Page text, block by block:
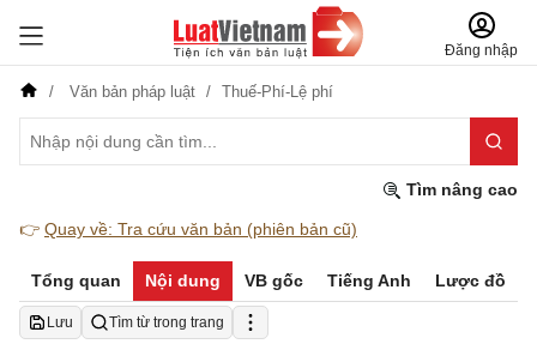
Đăng nhập
Văn bản pháp luật Thuế-Phí-Lệ phí
Tìm nâng cao
👉 Quay về: Tra cứu văn bản (phiên bản cũ)
Tổng quan Nội dung VB gốc Tiếng Anh Lược đồ
Lưu Tìm từ trong trang